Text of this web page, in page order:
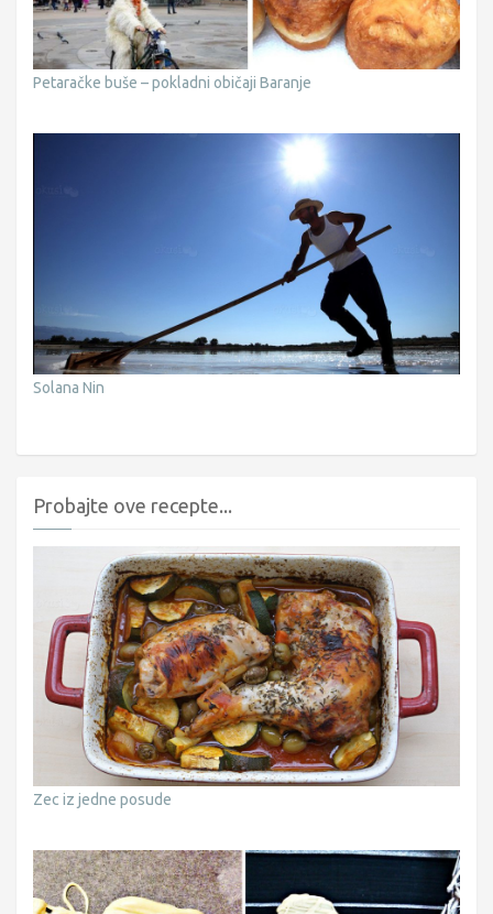
Petaračke buše – pokladni običaji Baranje
Solana Nin
Probajte ove recepte...
Zec iz jedne posude